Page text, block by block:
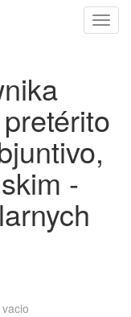
-
vacio